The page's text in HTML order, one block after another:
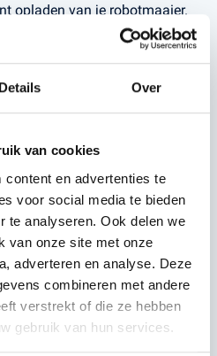
Details Over
van cookies
en advertenties te
voor social media te bieden
te analyseren. Ook delen we
van onze site met onze
adverteren en analyse. Deze
combineren met andere
verstrekt of die ze hebben
gebruik van hun services.
opladen van je robotmaaier.
stopcontacten en is
spatwaterdichte behuizing
EU voor 265ACX
60Hz